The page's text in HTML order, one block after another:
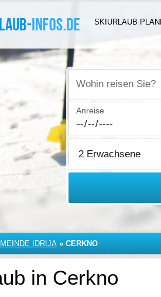
SKIURLAUB
Wohin reisen Sie?
Anreise
IDRIJA » CERKNO
in Cerkno